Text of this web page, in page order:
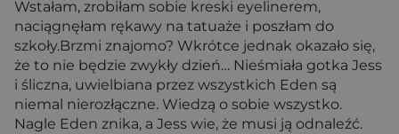
Wstałam, zrobiłam sobie kreski eyelinerem,
naciągnęłam rękawy na tatuaże i poszłam do
szkoły.Brzmi znajomo? Wkrótce jednak okazało się,
że to nie będzie zwykły dzień… Nieśmiała gotka Jess
i śliczna, uwielbiana przez wszystkich Eden są
niemal nierozłączne. Wiedzą o sobie wszystko.
Nagle Eden znika, a Jess wie, że musi ją odnaleźć.